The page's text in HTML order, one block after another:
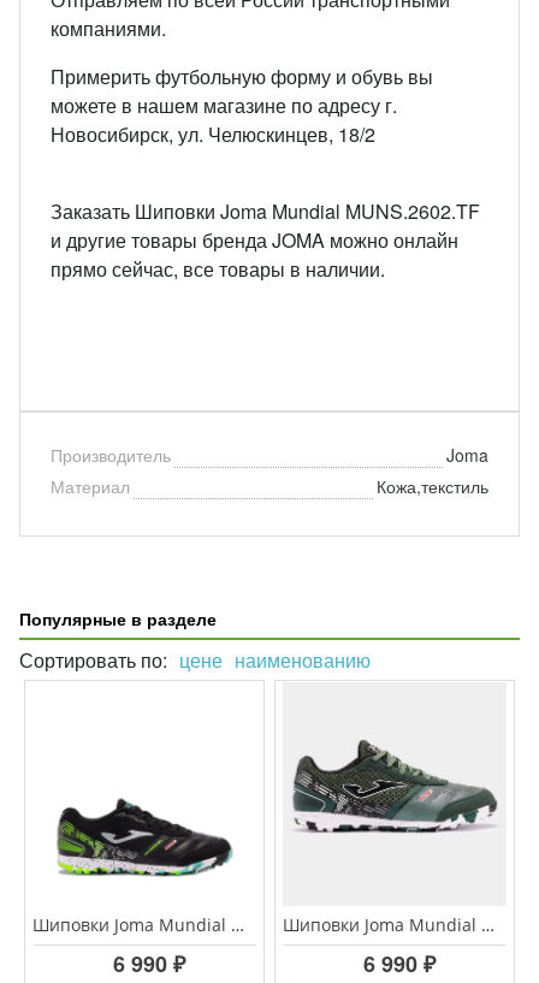
компаниями.
Примерить футбольную форму и обувь вы
можете в нашем магазине по адресу г.
Новосибирск, ул. Челюскинцев, 18/2
Заказать Шиповки Joma Mundial MUNS.2602.TF
и другие товары бренда JOMA можно онлайн
прямо сейчас, все товары в наличии.
Производитель
Joma
Материал
Кожа,текстиль
Популярные в разделе
Сортировать по: цене наименованию
Шиповки Joma Mundial MUNS.2401.TF
6 990 ₽
Шиповки Joma Mundial MUNW.2423.TF
6 990 ₽